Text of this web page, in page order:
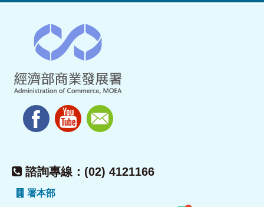
諮詢專線：(02) 4121166
署本部